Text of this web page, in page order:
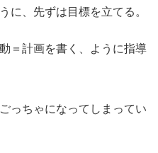
に、先ずは目標を立てる。
＝計画を書く、ように指導
っちゃになってしまってい